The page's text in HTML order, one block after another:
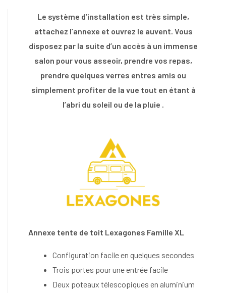
Le système d’installation est très simple,
attachez l’annexe et ouvrez le auvent. Vous
disposez par la suite d’un accès à un immense
salon pour vous asseoir, prendre vos repas,
prendre quelques verres entres amis ou
simplement profiter de la vue tout en étant à
l’abri du soleil ou de la pluie .
Annexe tente de toit Lexagones Famille XL
Configuration facile en quelques secondes
Trois portes pour une entrée facile
Deux poteaux télescopiques en aluminium